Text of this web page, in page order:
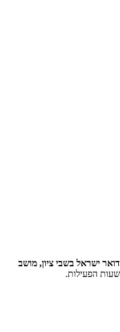
ישראל בשבי ציון, מושב
הפעילות.